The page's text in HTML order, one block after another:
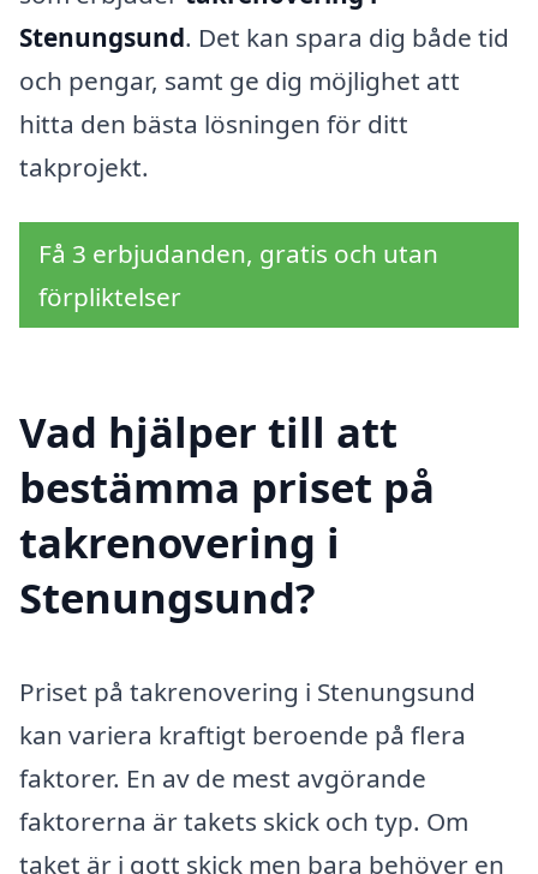
Stenungsund. Det kan spara dig både tid
och pengar, samt ge dig möjlighet att
hitta den bästa lösningen för ditt
takprojekt.
Få 3 erbjudanden, gratis och utan
förpliktelser
Vad hjälper till att
bestämma priset på
takrenovering i
Stenungsund?
Priset på takrenovering i Stenungsund
kan variera kraftigt beroende på flera
faktorer. En av de mest avgörande
faktorerna är takets skick och typ. Om
taket är i gott skick men bara behöver en